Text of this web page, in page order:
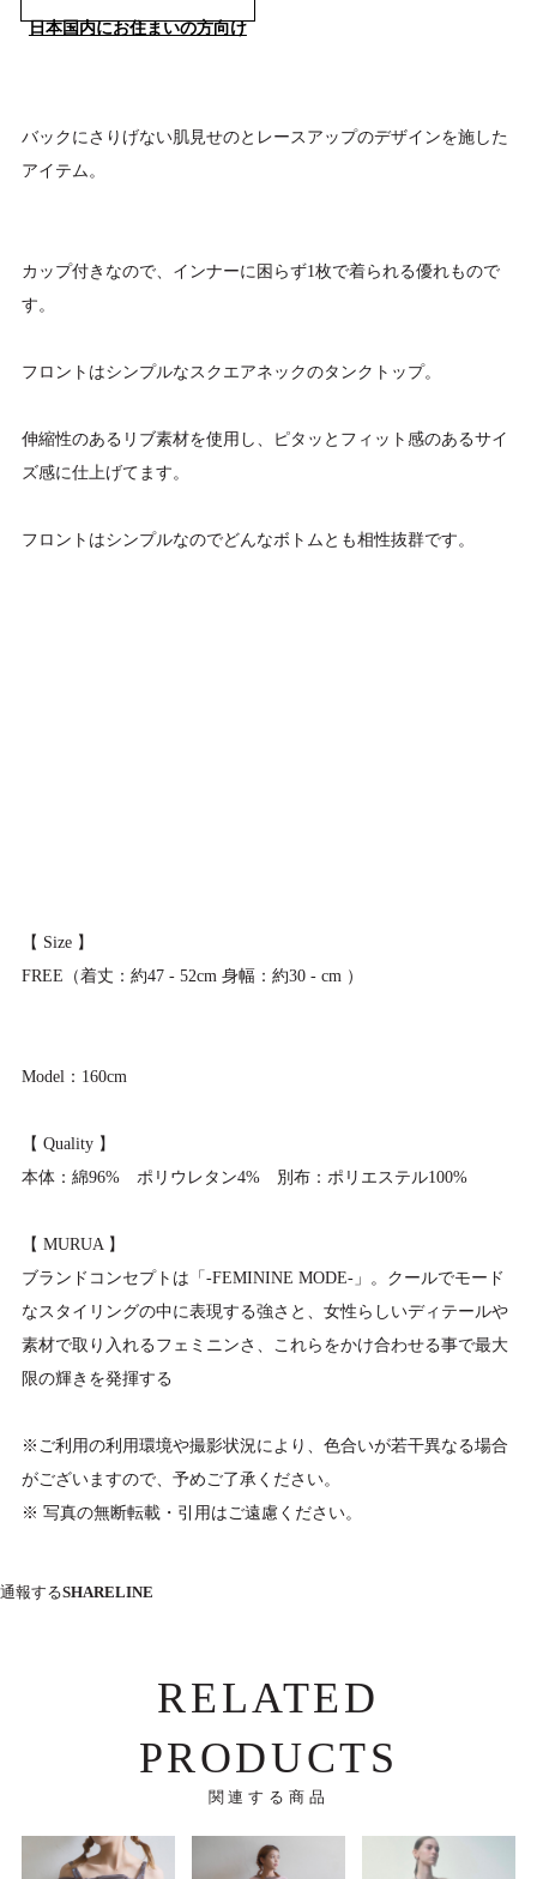
日本国内にお住まいの方向け
バックにさりげない肌見せのとレースアップのデザインを施した
アイテム。
カップ付きなので、インナーに困らず1枚で着られる優れもので
す。
フロントはシンプルなスクエアネックのタンクトップ。
伸縮性のあるリブ素材を使用し、ピタッとフィット感のあるサイ
ズ感に仕上げてます。
フロントはシンプルなのでどんなボトムとも相性抜群です。
【 Size 】
FREE（着丈：約47 - 52cm 身幅：約30 - cm ）
Model：160cm
【 Quality 】
本体：綿96% ポリウレタン4% 別布：ポリエステル100%
【 MURUA 】
ブランドコンセプトは「-FEMININE MODE-」。クールでモード
なスタイリングの中に表現する強さと、女性らしいディテールや
素材で取り入れるフェミニンさ、これらをかけ合わせる事で最大
限の輝きを発揮する
※ご利用の利用環境や撮影状況により、色合いが若干異なる場合
がございますので、予めご了承ください。
※ 写真の無断転載・引用はご遠慮ください。
通報するSHARELINE
RELATED
PRODUCTS
関連する商品